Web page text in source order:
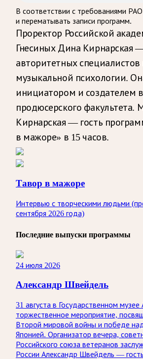
В соответствии с требованиями РАО
и перематывать записи программ.
Проректор Российской
Гнесиных Дина Кирнарская
авторитетных специалистов
музыкальной психологии.
инициатором и создателем в
продюсерского факультета.
Кирнарская — гость
в мажоре» в 15 часов.
Тавор в мажоре
Интервью с творческими людьми
сентября 2026 года)
Последние выпуски программы
24 июля 2026
Александр Швейдель
31 августа в Государственном
торжественное мероприятие,
Второй мировой войны и победе
Японией. Организатор вечера,
Российского союза ветеранов
России Александр Швейдель —